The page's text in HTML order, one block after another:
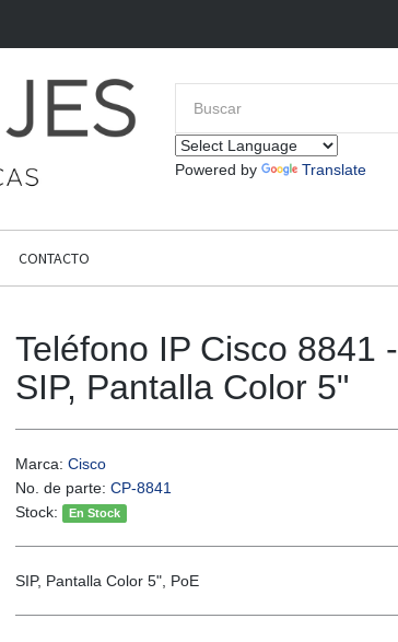
Powered by Translate
CONTACTO
Teléfono IP Cisco 8841 -
SIP, Pantalla Color 5"
Marca: Cisco
No. de parte: CP-8841
Stock:
En Stock
SIP, Pantalla Color 5", PoE